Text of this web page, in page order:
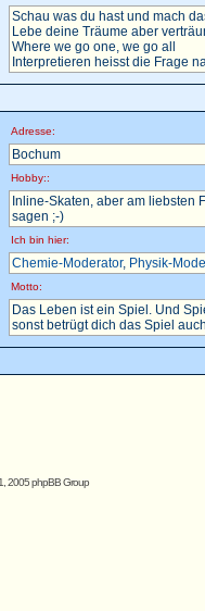
Schau was du hast und mach
Lebe deine Träume aber
Where we go one, we go all
Interpretieren heisst die Frage
Adresse:
Bochum
Hobby::
Inline-Skaten, aber am liebsten
sagen ;-)
Ich bin hier:
Chemie-Moderator, Physik-
Motto:
Das Leben ist ein Spiel. Und
sonst betrügt dich das Spiel
2005 phpBB Group